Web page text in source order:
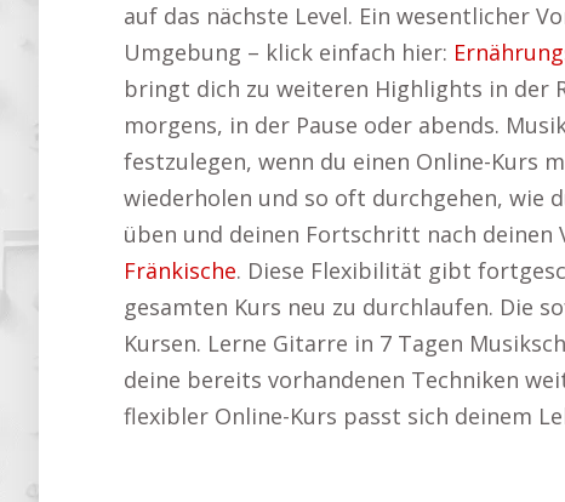
auf das nächste Level. Ein wesentlicher
Umgebung – klick einfach hier:
bringt dich zu weiteren Highlights in der
morgens, in der Pause oder abends.
festzulegen, wenn du einen Online-Kurs
wiederholen und so oft durchgehen, wie
üben und deinen Fortschritt nach deinen
Fränkische. Diese Flexibilität gibt
gesamten Kurs neu zu durchlaufen. Die
Kursen. Lerne Gitarre in 7 Tagen
deine bereits vorhandenen Techniken
flexibler Online-Kurs passt sich deinem